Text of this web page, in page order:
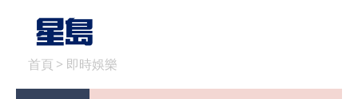
首頁 > 即時娛樂